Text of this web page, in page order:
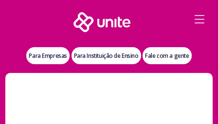
Para Empresas Para Instituição de Ensino Fale com a gente